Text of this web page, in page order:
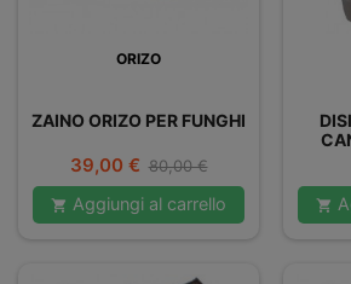
ORIZO
ZAINO ORIZO PER FUNGHI
Prezzo
39,00 € Prezzo
base
80,00 €
 Aggiungi al carrello 